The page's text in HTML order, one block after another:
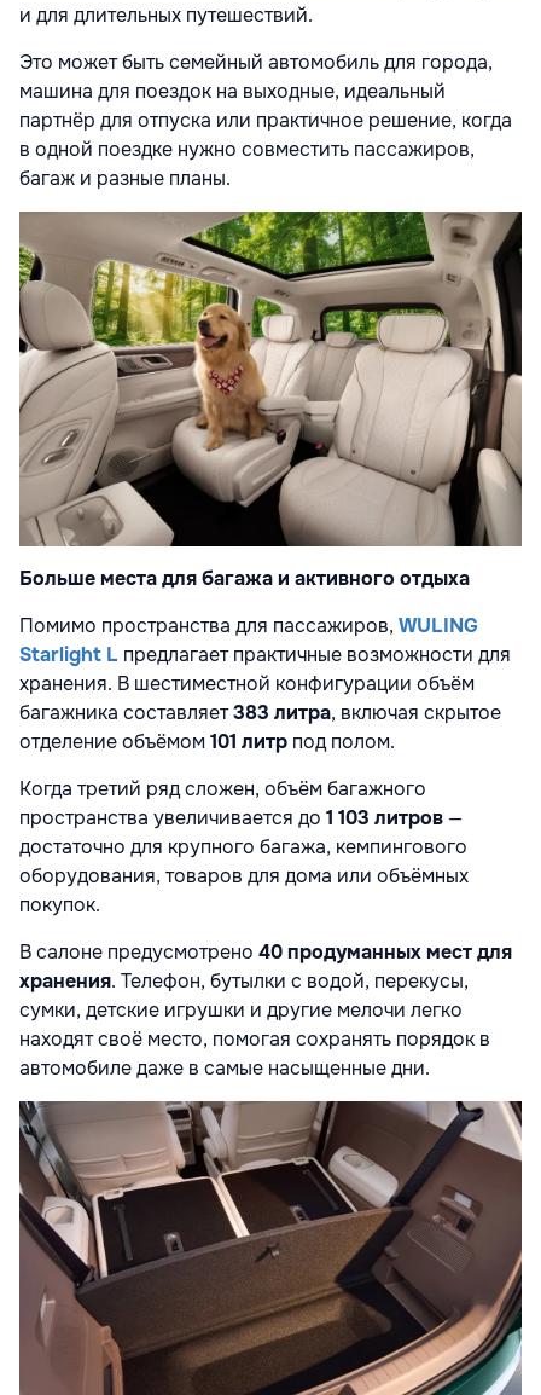
и для длительных путешествий.
Это может быть семейный автомобиль для города,
машина для поездок на выходные, идеальный
партнёр для отпуска или практичное решение, когда
в одной поездке нужно совместить пассажиров,
багаж и разные планы.
Больше места для багажа и активного отдыха
Помимо пространства для пассажиров, WULING
Starlight L предлагает практичные возможности для
хранения. В шестиместной конфигурации объём
багажника составляет383 литра, включая скрытое
отделение объёмом101 литр под полом.
Когда третий ряд сложен, объём багажного
пространства увеличивается до 1 103 литров —
достаточно для крупного багажа, кемпингового
оборудования, товаров для дома или объёмных
покупок.
В салоне предусмотрено 40 продуманных мест для
хранения. Телефон, бутылки с водой, перекусы,
сумки, детские игрушки и другие мелочи легко
находят своё место, помогая сохранять порядок в
автомобиле даже в самые насыщенные дни.